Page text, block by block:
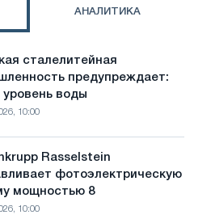
АНАЛИТИКА
сталелитейная
предупреждает:
уровень воды
10:00
Rasselstein
фотоэлектрическую
мощностью 8
10:00